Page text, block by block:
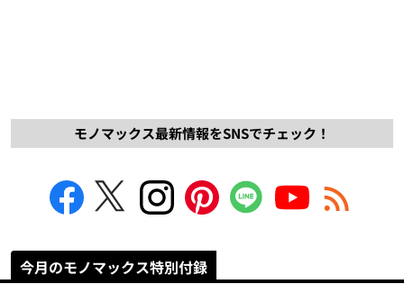
モノマックス最新情報をSNSでチェック！
今月のモノマックス特別付録